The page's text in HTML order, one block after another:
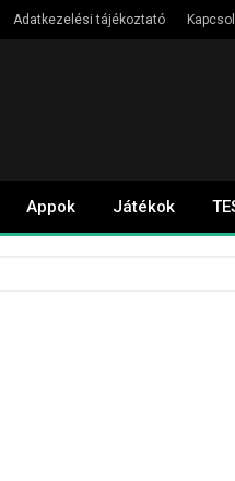
Adatkezelési tájékoztató
Appok Játékok